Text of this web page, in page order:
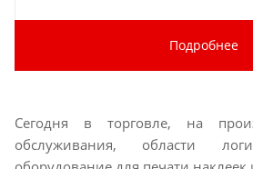
Подробнее
Сегодня в торговле, на
обслуживания, области